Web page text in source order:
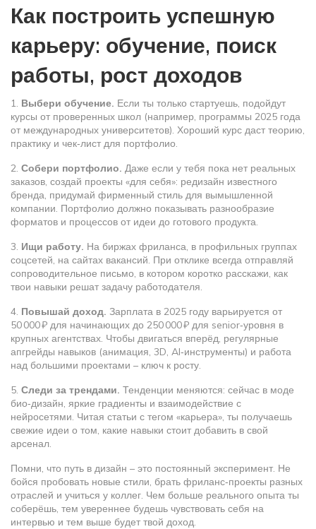
Как построить успешную
карьеру: обучение, поиск
работы, рост доходов
1. Выбери обучение. Если ты только стартуешь, подойдут
курсы от проверенных школ (например, программы 2025 года
от международных университетов). Хороший курс даст теорию,
практику и чек‑лист для портфолио.
2. Собери портфолио. Даже если у тебя пока нет реальных
заказов, создай проекты «для себя»: редизайн известного
бренда, придумай фирменный стиль для вымышленной
компании. Портфолио должно показывать разнообразие
форматов и процессов от идеи до готового продукта.
3. Ищи работу. На биржах фриланса, в профильных группах
соцсетей, на сайтах вакансий. При отклике всегда отправляй
сопроводительное письмо, в котором коротко расскажи, как
твои навыки решат задачу работодателя.
4. Повышай доход. Зарплата в 2025 году варьируется от
50 000 ₽ для начинающих до 250 000 ₽ для senior‑уровня в
крупных агентствах. Чтобы двигаться вперёд, регулярные
апгрейды навыков (анимация, 3D, AI‑инструменты) и работа
над большими проектами – ключ к росту.
5. Следи за трендами. Тенденции меняются: сейчас в моде
био‑дизайн, яркие градиенты и взаимодействие с
нейросетями. Читая статьи с тегом «карьера», ты получаешь
свежие идеи о том, какие навыки стоит добавить в свой
арсенал.
Помни, что путь в дизайн – это постоянный эксперимент. Не
бойся пробовать новые стили, брать фриланс‑проекты разных
отраслей и учиться у коллег. Чем больше реального опыта ты
соберёшь, тем увереннее будешь чувствовать себя на
интервью и тем выше будет твой доход.